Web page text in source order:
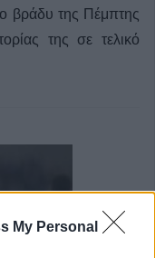
My Personal
βράδυ της Πέμπτης
της σε τελικό